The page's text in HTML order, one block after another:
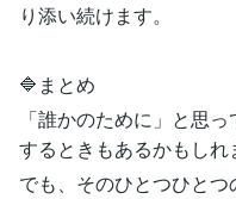
り添い続けます。
🔷まとめ
「誰かのために」と思
するときもあるかもしれ
でも、そのひとつひと